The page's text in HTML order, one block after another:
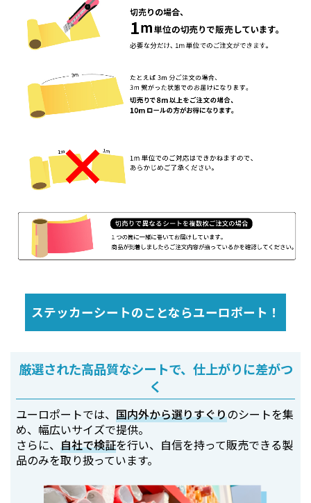
ステッカーシートのことならユーロポート！
厳選された高品質なシートで、仕上がりに差がつ
く
ユーロポートでは、国内外から選りすぐりのシートを集
め、幅広いサイズで提供。
さらに、自社で検証を行い、自信を持って販売できる製
品のみを取り扱っています。